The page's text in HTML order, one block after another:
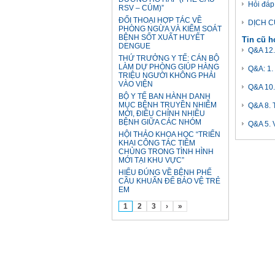
RSV – CÚM)”
ĐỐI THOẠI HỢP TÁC VỀ
PHÒNG NGỪA VÀ KIỂM SOÁT
BỆNH SỐT XUẤT HUYẾT
DENGUE
THỨ TRƯỞNG Y TẾ: CÁN BỘ
LÀM DỰ PHÒNG GIÚP HÀNG
TRIỆU NGƯỜI KHÔNG PHẢI
VÀO VIỆN
BỘ Y TẾ BAN HÀNH DANH
MỤC BỆNH TRUYỀN NHIỄM
MỚI, ĐIỀU CHỈNH NHIỀU
BỆNH GIỮA CÁC NHÓM
HỘI THẢO KHOA HỌC “TRIỂN
KHAI CÔNG TÁC TIÊM
CHỦNG TRONG TÌNH HÌNH
MỚI TẠI KHU VỰC”
HIỂU ĐÚNG VỀ BỆNH PHẾ
CẦU KHUẨN ĐỂ BẢO VỆ TRẺ
EM
1
2 3 › »
Hỏi
DỊCH
Tin cũ
Q&A
Q&A:
Q&A
Q&A 8.
Q&A 5.